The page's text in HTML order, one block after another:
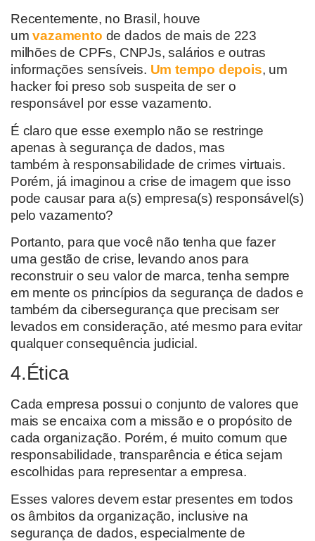
Recentemente, no Brasil, houve
umvazamento de dados de mais de 223
milhões de CPFs, CNPJs, salários e outras
informações sensíveis. Um tempo depois, um
hacker foi preso sob suspeita de ser o
responsável por esse vazamento.
É claro que esse exemplo não se restringe
apenas à segurança de dados, mas
também à responsabilidade de crimes virtuais.
Porém, já imaginou a crise de imagem que isso
pode causar para a(s) empresa(s) responsável(s)
pelo vazamento?
Portanto, para que você não tenha que fazer
uma gestão de crise, levandoanos para
reconstruir o seu valor de marca, tenha sempre
em mente os princípios da segurança de dados e
também da cibersegurança que precisam ser
levados em consideração, até mesmo para evitar
qualquer consequência judicial .
4.Ética
Cada empresa possui o conjunto de valores que
mais se encaixa com a missão e o propósito de
cada organização. Porém, é muito comum que
responsabilidade, transparência e ética sejam
escolhidas para representar aempresa.
Esses valores devem estar presentes em todos
os âmbitos da organização, inclusive na
segurança de dados, especialmente de